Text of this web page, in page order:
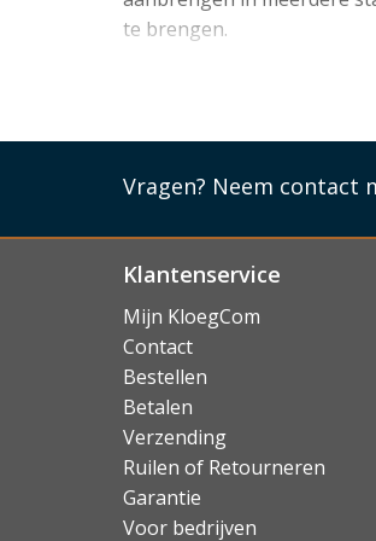
te brengen.
Vragen? Neem contact
Klantenservice
Mijn KloegCom
Contact
Bestellen
Betalen
Verzending
Ruilen of Retourneren
Garantie
Voor bedrijven